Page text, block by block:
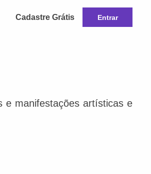
Cadastre Grátis Entrar
e manifestações artísticas e